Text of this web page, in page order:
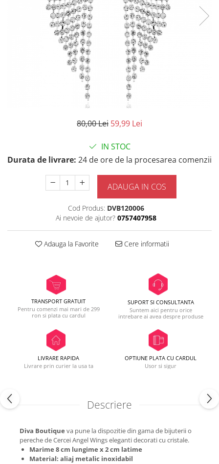
80,00 Lei 59,99 Lei
IN STOC
Durata de livrare: 24 de ore de la procesarea comenzii
ADAUGA IN COS
Cod Produs: DVB120006
Ai nevoie de ajutor? 0757407958
Adauga la Favorite Cere informatii
TRANSPORT GRATUIT
Pentru comenzi mai mari de 299
ron si plata cu cardul
SUPORT SI CONSULTANTA
Suntem aici pentru orice
intrebare ai avea despre produse
LIVRARE RAPIDA
Livrare prin curier la usa ta
OPTIUNE PLATA CU CARDUL
Usor si sigur
Descriere
Diva Boutique va pune la dispozitie din gama de bijuterii o
pereche de Cercei Angel Wings eleganti decorati cu cristale.
Marime 8 cm lungime x 2 cm latime
Material: aliaj metalic inoxidabil